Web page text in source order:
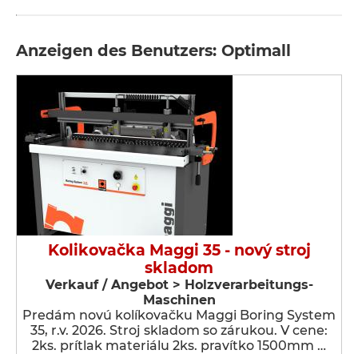
Anzeigen des Benutzers: Optimall
Kolikovačka Maggi 35 - nový stroj
skladom
Verkauf / Angebot > Holzverarbeitungs-
Maschinen
Predám novú kolíkovačku Maggi Boring System
35, r.v. 2026. Stroj skladom so zárukou. V cene:
2ks. prítlak materiálu 2ks. pravítko 1500mm …